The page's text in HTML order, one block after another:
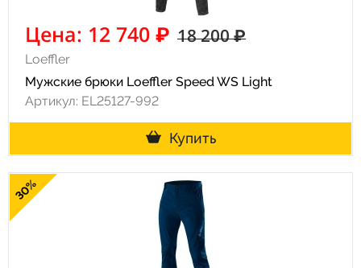
Цена: 12 740 ₽ 18 200 ₽
Loeffler
Мужские брюки Loeffler Speed WS Light
Артикул: EL25127-992
Купить
30%